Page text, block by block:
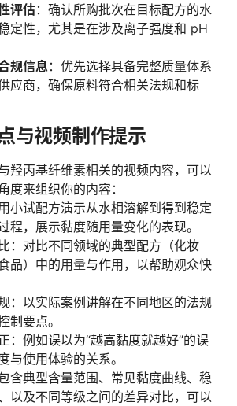
评估：确认所购批次在目标配方的水
定性，尤其是在涉及离子强度和 pH
规信息：优先选择具备完整质量体系
应商，确保原料符合相关法规和标
与视频制作提示
羟丙基纤维素相关的视频内容，可以
度来组织你的内容：
小试配方演示从水相溶解到得到稳定
程，展示黏度随用量变化的表现。
：对比不同领域的典型配方（化妆
品）中的用量与作用，以帮助观众快
：以实际案例讲解在不同地区的法规
制要点。
：例如误以为“越高黏度就越好”的误
与使用体验的关系。
含典型含量范围、常见黏度曲线、稳
以及不同等级之间的差异对比，可以